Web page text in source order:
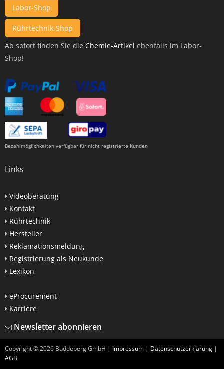
Labor-Shop
Rührtechnik-Shop
Ab sofort finden Sie die Chemie-Artikel ebenfalls im Labor-
Shop!
Bezahlmöglichkeiten verfügbar für nicht registrierte Kunden
Links
Videoberatung
Kontakt
Rührtechnik
Hersteller
Reklamationsmeldung
Registrierung als Neukunde
Lexikon
eProcurement
Karriere
Newsletter abonnieren
Copyright ©2026 Buddeberg GmbH | Impressum | Datenschutzerklärung |
AGB